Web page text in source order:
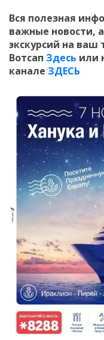
Вся полезная
важные новости,
экскурсий на ваш
Вотсап Здесь или
канале ЗДЕСЬ